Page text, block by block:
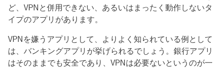
ど、VPNと併用できない、あるいはまったく動作しないタ
イプのアプリがあります。
VPNを嫌うアプリとして、よりよく知られている例として
は、バンキングアプリが挙げられるでしょう。銀行アプリ
はそのままでも安全であり、VPNは必要ないというのが一